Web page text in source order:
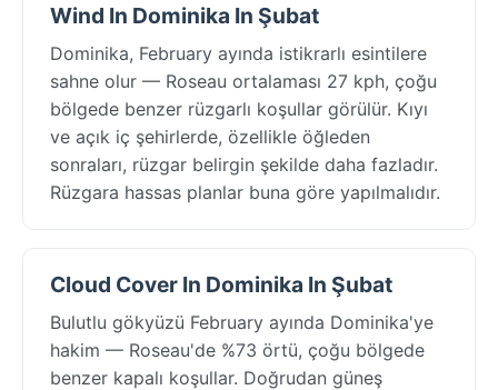
Wind In Dominika In Şubat
Dominika, February ayında istikrarlı esintilere
sahne olur — Roseau ortalaması 27 kph, çoğu
bölgede benzer rüzgarlı koşullar görülür. Kıyı
ve açık iç şehirlerde, özellikle öğleden
sonraları, rüzgar belirgin şekilde daha fazladır.
Rüzgara hassas planlar buna göre yapılmalıdır.
Cloud Cover In Dominika In Şubat
Bulutlu gökyüzü February ayında Dominika'ye
hakim — Roseau'de %73 örtü, çoğu bölgede
benzer kapalı koşullar. Doğrudan güneş